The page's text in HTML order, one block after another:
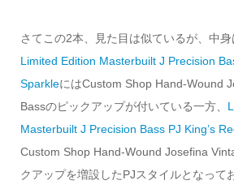
さてこの2本、見た目は似ているが、中身
Limited Edition Masterbuilt J Precision
SparkleにはCustom Shop Hand-Wound
Bassのピックアップが付いている一方、
Masterbuilt J Precision Bass PJ King’s
Custom Shop Hand-Wound Josefina
クアップを増設したPJスタイルとなって